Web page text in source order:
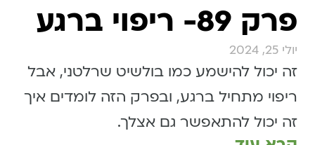
פרק 89- ריפוי ברגע
יולי 25, 2024
זה יכול להישמע כמו בולשיט שרלטני, אבל
ריפוי מתחיל ברגע, ובפרק הזה לומדים איך
זה יכול להתאפשר גם אצלך.